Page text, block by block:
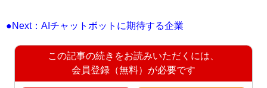
●Next：AIチャットボットに期待する企業
この記事の続きをお読みいただくには、
会員登録（無料）が必要です